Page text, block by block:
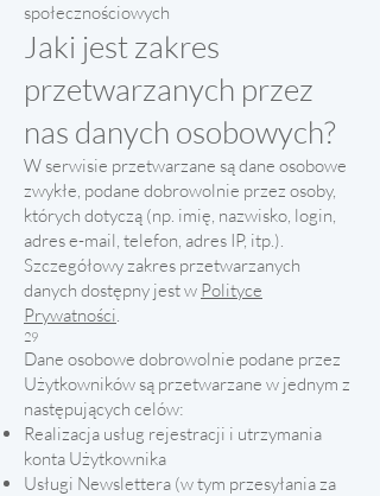
społecznościowych
Jaki jest zakres
przetwarzanych przez
nas danych osobowych?
W serwisie przetwarzane są dane osobowe
zwykłe, podane dobrowolnie przez osoby,
których dotyczą (np. imię, nazwisko, login,
adres e-mail, telefon, adres IP, itp.).
Szczegółowy zakres przetwarzanych
danych dostępny jest w Polityce
Prywatności.
29
Dane osobowe dobrowolnie podane przez
Użytkowników są przetwarzane w jednym z
następujących celów:
Realizacja usług rejestracji i utrzymania
konta Użytkownika
Usługi Newslettera (w tym przesyłania za